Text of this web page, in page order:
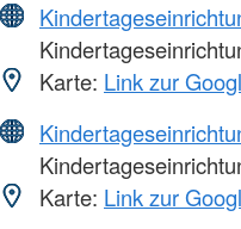
Karte: Link zur
Karte: Link zur